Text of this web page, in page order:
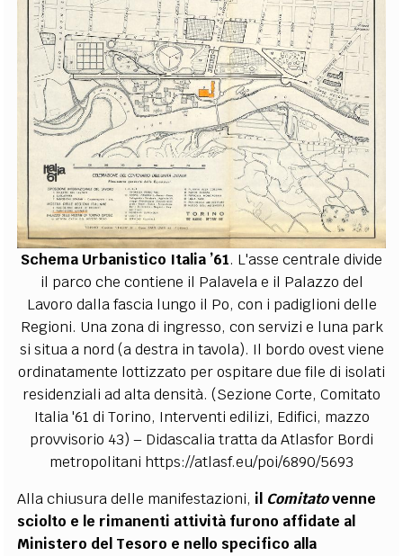
Schema Urbanistico Italia ’61. L'asse centrale divide
il parco che contiene il Palavela e il Palazzo del
Lavoro dalla fascia lungo il Po, con i padiglioni delle
Regioni. Una zona di ingresso, con servizi e luna park
si situa a nord (a destra in tavola). Il bordo ovest viene
ordinatamente lottizzato per ospitare due file di isolati
residenziali ad alta densità. (Sezione Corte, Comitato
Italia '61 di Torino, Interventi edilizi, Edifici, mazzo
provvisorio 43) – Didascalia tratta da Atlasfor Bordi
metropolitani https://atlasf.eu/poi/6890/5693
Alla chiusura delle manifestazioni, il Comitatovenne
sciolto e le rimanenti attività furono affidate al
Ministero del Tesoro e nello specifico alla